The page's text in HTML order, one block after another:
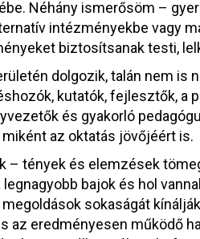
Néhány ismerősöm –
intézményekbe vagy
biztosítsanak testi,
dolgozik, talán nem is
kutatók, fejlesztők, a
és gyakorló
az oktatás jövőjéért is.
– tények és elemzések
bajok és hol
sokaságát
az eredményesen működő